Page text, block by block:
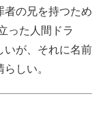
者の兄を持つため
った人間ドラ
いが、それに名前
しい。